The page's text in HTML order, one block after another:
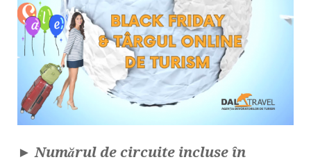
► Numărul de circuite incluse în